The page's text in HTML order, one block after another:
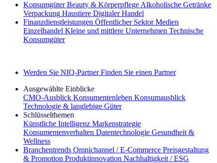
Konsumgüter Beauty & Körperpflege Alkoholische Getränke
Verpackung Haustiere Digitaler Handel
Finanzdienstleistungen Öffentlicher Sektor Medien
Einzelhandel Kleine und mittlere Unternehmen Technische
Konsumgüter
Werden Sie NIQ-Partner Finden Sie einen Partner
Ausgewählte Einblicke
CMO‑Ausblick Konsumentenleben Konsumausblick
Technologie & langlebige Güter
Schlüsselthemen
Künstliche Intelligenz Markenstrategie
Konsumentenverhalten Datentechnologie Gesundheit &
Wellness
Branchentrends Omnichannel / E‑Commerce Preisgestaltung
& Promotion Produktinnovation Nachhaltigkeit / ESG